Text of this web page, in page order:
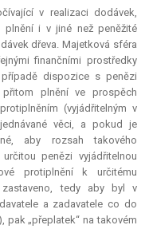
v realizaci dodávek,
plnění i v jiné než peněžité
dřeva. Majetková sféra
finančními prostředky
dispozice s penězi
plnění ve prospěch
(vyjádřitelným v
věci, a pokud je
aby rozsah takového
penězi vyjádřitelnou
protiplnění k určitému
zastaveno, tedy aby byl v
a zadavatele co do
pak „přeplatek“ na takovém